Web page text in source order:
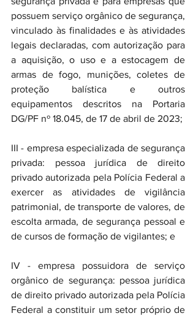
possuem serviço orgânico de segurança,
vinculado às finalidades e às atividades
legais declaradas, com autorização para
a aquisição, o uso e a estocagem de
armas de fogo, munições, coletes de
proteção balística e outros
equipamentos descritos na Portaria
DG/PF nº 18.045, de 17 de abril de 2023;
III - empresa especializada de segurança
privada: pessoa jurídica de direito
privado autorizada pela Polícia Federal a
exercer as atividades de vigilância
patrimonial, de transporte de valores, de
escolta armada, de segurança pessoal e
de cursos de formação de vigilantes; e
IV - empresa possuidora de serviço
orgânico de segurança: pessoa jurídica
de direito privado autorizada pela Polícia
Federal a constituir um setor próprio de